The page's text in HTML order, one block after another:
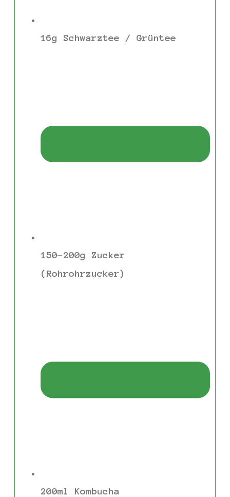
16g Schwarztee / Grüntee
150-200g Zucker
(Rohrohrzucker)
200ml Kombucha